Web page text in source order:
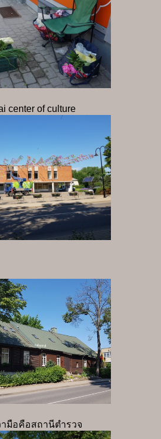
center of culture
มือคือสถานีตำรวจ